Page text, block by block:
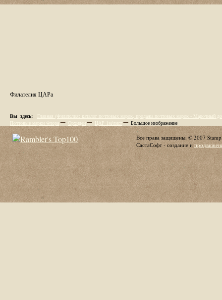
Филателия ЦАРа
Вы здесь:
Главная (Филaтeлия: кaтaлoг пoчтoвых мaрoк, пpoдaжa пoчтoвых мaрoк - Maрoчный
Почтовые марки Флора
Орхидеи ЦАР 1м/лист Большое изображение
Все права защищены. © 2007
СастаСофт - создание и